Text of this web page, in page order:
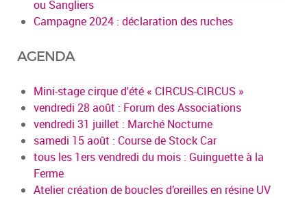
ou Sangliers
Campagne 2024 : déclaration des ruches
AGENDA
Mini-stage cirque d'été « CIRCUS-CIRCUS »
vendredi 28 août : Forum des Associations
vendredi 31 juillet : Marché Nocturne
samedi 15 août : Course de Stock Car
tous les 1ers vendredi du mois : Guinguette à la
Ferme
Atelier création de boucles d’oreilles en résine UV